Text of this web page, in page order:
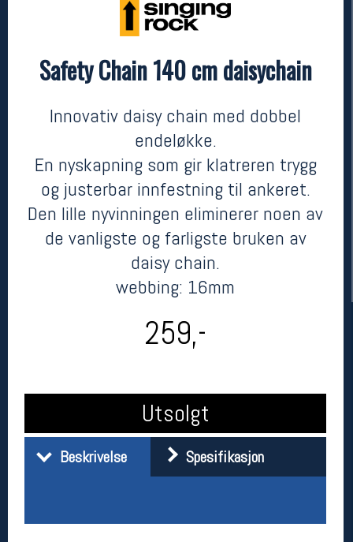
Safety Chain 140 cm daisychain
Innovativ daisy chain med dobbel
endeløkke.
En nyskapning som gir klatreren trygg
og justerbar innfestning til ankeret.
Den lille nyvinningen eliminerer noen av
de vanligste og farligste bruken av
daisy chain.
webbing: 16mm
259,-
Utsolgt
Beskrivelse Spesifikasjon
Singing Rock
kr 259
Her finner du oss
Torggata 20
0183 Oslo
Telefon: 23 32 62 00
(telefontid man-fredag klokken 10-13)
Kontakt oss